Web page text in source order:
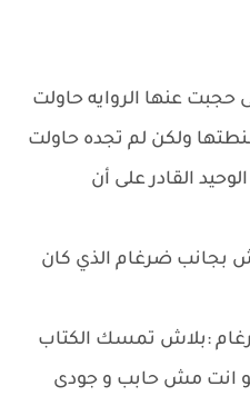
عنها الروايه حاولت
ولكن لم تجده حاولت
القادر على أن
بجانب ضرغام الذي كان
:بلاش تمسك الكتاب
انت مش حابب و جودى